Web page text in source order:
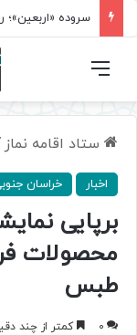
فهرست
ستاد اقامه نماز
اخبار خراسان
برپایی
محصولات
طبس
0 کمتر از چند